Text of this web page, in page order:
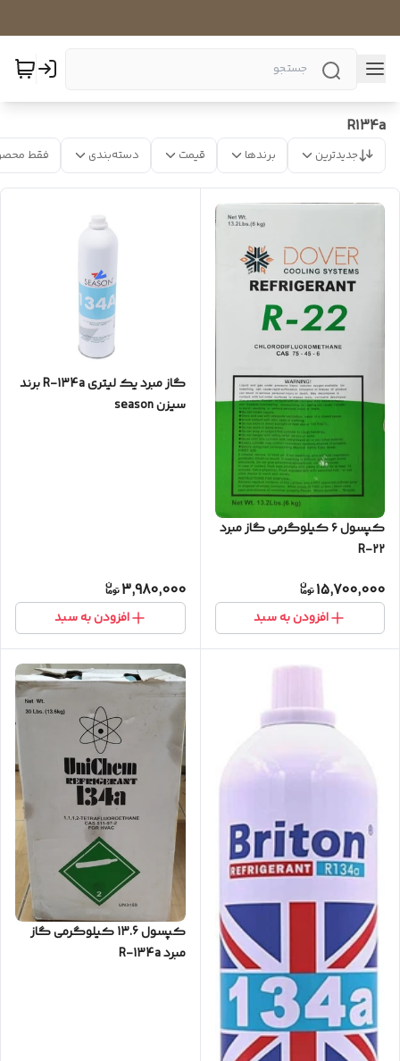
R134a
جدیدترین برندها قیمت دسته‌بندی فقط
کپسول ۶ کیلوگرمی گاز مبرد
R-۲۲
15,700,000
افزودن به سبد
گاز مبرد یک لیتری R-134a برند
سیزن season
3,980,000
افزودن به سبد
کپسول 13.6 کیلوگرمی گاز
مبرد R-134a